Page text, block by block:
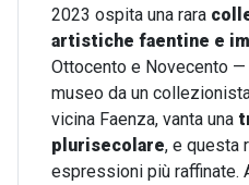
2023 ospita una rara
artistiche faentine e
Ottocento e Novecento
museo da un
vicina Faenza, vanta una
plurisecolare, e questa
espressioni più raffinate.